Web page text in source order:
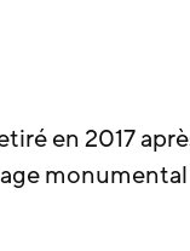
en 2017